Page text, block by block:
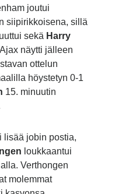
joutui
siipirikkoisena, sillä
sekä Harry
Ajax näytti jälleen
ottelun
höystetyn 0-1
15. minuutin
lisää jobin postia,
loukkaantui
Verthongen
molemmat